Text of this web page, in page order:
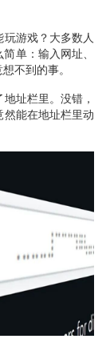
游戏？大多数人
单：输入网址、
不到的事。
址栏里。没错，
能在地址栏里动